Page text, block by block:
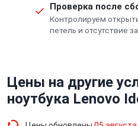
Проверка после
Контролируем
петель и отсутствие
Цены на другие
ноутбука Lenovo